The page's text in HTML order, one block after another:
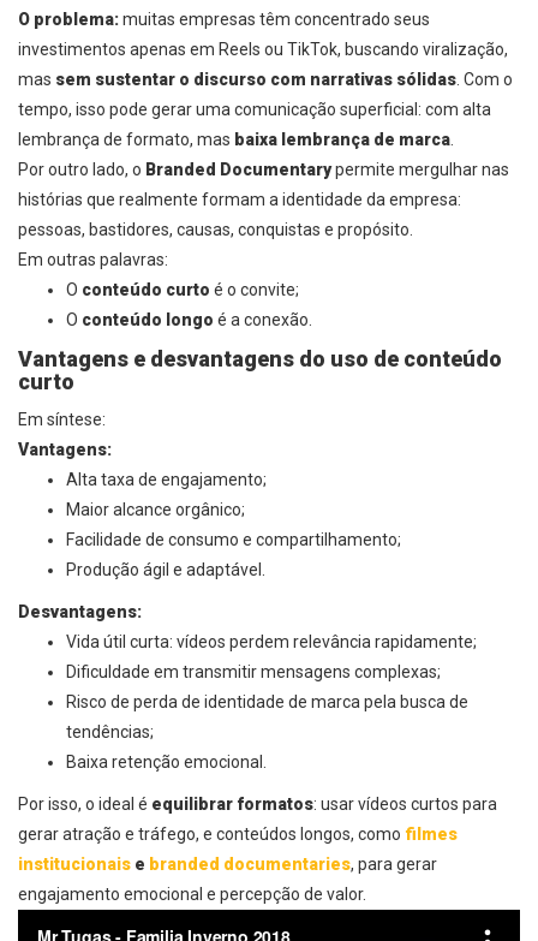
O problema:muitas empresas têm concentrado seus
investimentos apenas em Reels ou TikTok, buscando viralização,
mas sem sustentar o discurso com narrativas sólidas . Com o
tempo, isso pode gerar uma comunicação superficial: com alta
lembrança de formato, mas baixa lembrança de marca
Por outro lado, o Branded Documentarypermite mergulhar nas
histórias que realmente formam a identidade da empresa:
pessoas, bastidores, causas, conquistas e propósito.
Em outras palavras:
O conteúdo curto é o convite;
O conteúdo longo é a conexão.
Vantagens e desvantagens do uso de conteúdo
curto
Em síntese:
Vantagens:
Alta taxa de engajamento;
Maior alcance orgânico;
Facilidade de consumo e compartilhamento;
Produção ágil e adaptável.
Desvantagens:
Vida útil curta: vídeos perdem relevância rapidamente;
Dificuldade em transmitir mensagens complexas;
Risco de perda de identidade de marca pela busca de
tendências;
Baixa retenção emocional.
Por isso, o ideal é equilibrar formatos: usar vídeos curtos para
gerar atração e tráfego, e conteúdos longos, como filmes
institucionais e branded documentaries, para gerar
engajamento emocional e percepção de valor.